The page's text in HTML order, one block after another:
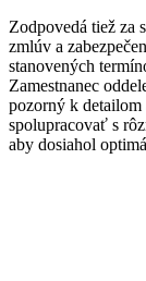
Zodpovedá tiež za
zmlúv a
stanovených
Zamestnanec
pozorný k
spolupracovať s
aby dosiahol